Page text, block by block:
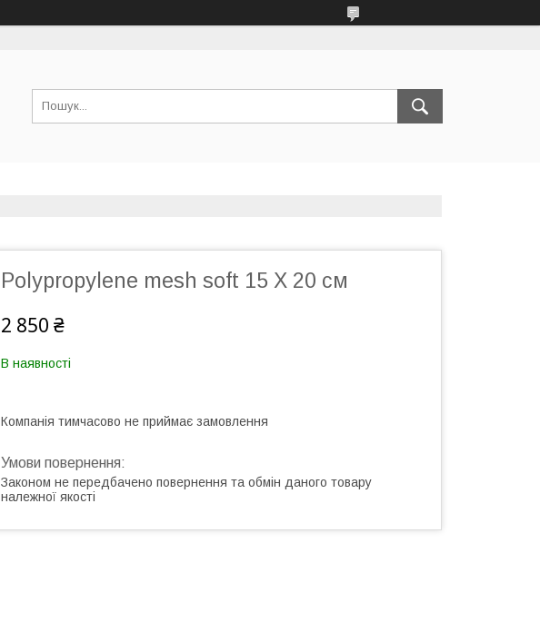
Polypropylene mesh soft 15 X 20 cм
2 850 ₴
В наявності
Компанія тимчасово не приймає замовлення
Законом не передбачено повернення та обмін даного товару
належної якості